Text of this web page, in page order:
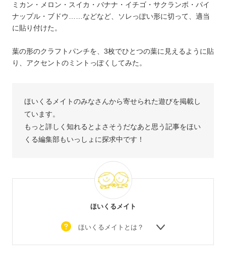
ミカン・メロン・スイカ・バナナ・イチゴ・サクランボ・パイ
ナップル・ブドウ……などなど、ソレっぽい形に切って、適当
に貼り付けた。
葉の形のクラフトパンチを、3枚でひとつの葉に見えるように貼
り、アクセントのミントっぽくしてみた。
ほいくるメイトのみなさんから寄せられた遊びを掲載し
ています。
もっと詳しく知れるとよさそうだなあと思う記事をほい
くる編集部もいっしょに探求中です！
ほいくるメイト
ほいくるメイトとは？